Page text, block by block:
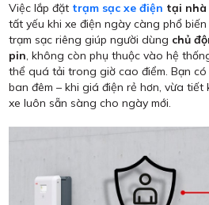
Việc lắp đặt trạm sạc xe điện tại nhà
tất yếu khi xe điện ngày càng phổ
trạm sạc riêng giúp người dùng chủ
pin, không còn phụ thuộc vào hệ
thể quá tải trong giờ cao điểm. Bạn
ban đêm – khi giá điện rẻ hơn, vừa tiết
xe luôn sẵn sàng cho ngày mới.